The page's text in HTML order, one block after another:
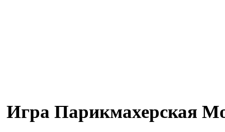
Игра Парикмахерская